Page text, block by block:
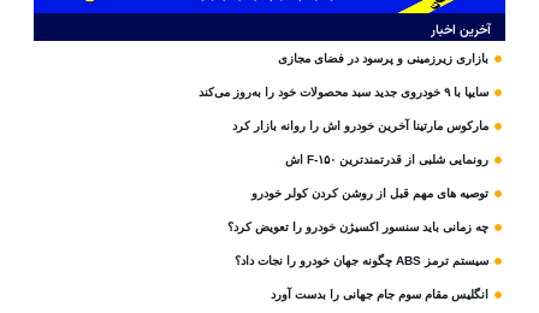
آخرین اخبار
بازاری زیرزمینی و پرسود در فضای مجازی
سایپا با ۹ خودروی جدید سبد محصولات خود را به‌روز می‌کند
مارکوس مارتینا آخرین خودرو اش را روانه بازار کرد
رونمایی شلبی از قدرتمندترین F-۱۵۰ اش
توصیه های مهم قبل از روشن کردن کولر خودرو
چه زمانی باید سنسور اکسیژن خودرو را تعویض کرد؟
سیستم ترمز ABS چگونه جهان خودرو را نجات داد؟
انگلیس مقام سوم جام‌ جهانی را بدست آورد